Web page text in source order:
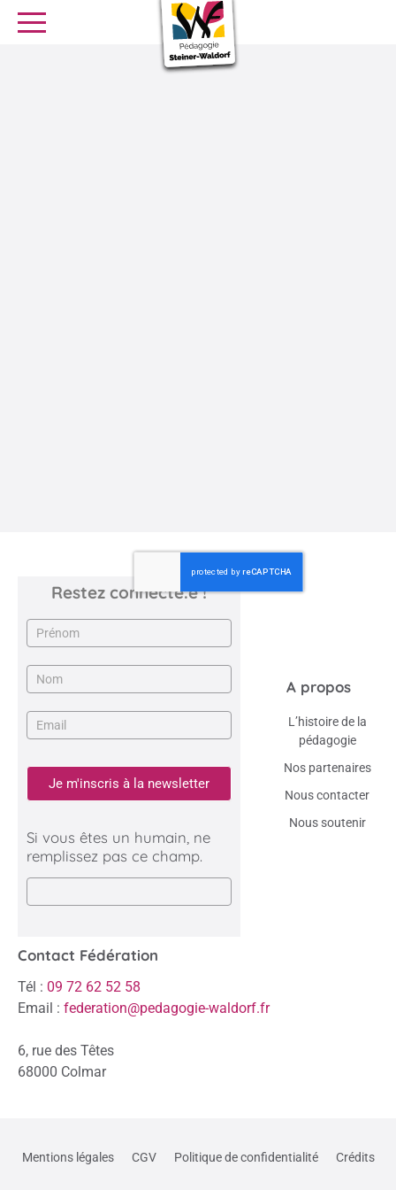
SE FORMER
Restez connecté.e !
Newsletter
Je m'inscris à la newsletter
Si vous êtes un humain, ne
remplissez pas ce champ.
A propos
L’histoire de la
pédagogie
Nos partenaires
Nous contacter
Nous soutenir
Contact Fédération
Tél : 09 72 62 52 58
Email : federation@pedagogie-waldorf.fr
6, rue des Têtes
68000 Colmar
Mentions légales CGV Politique de confidentialité Crédits